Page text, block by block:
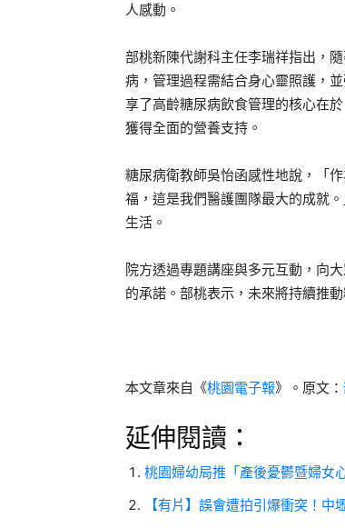
人感動。
部桃新陳代謝科主任李瑞祥指出，
病，管理過程需結合身心靈照護，
享了高齡糖尿病飲食管理的核心在
獲得全面的營養支持。
糖尿病衛教師吳怡函感性地說，「
福，這是我們醫護團隊最大的成就
生活。
院方透過專題講座與多元互動，向
的承諾。部桃表示，未來將持續推
本文章來自《桃園電子報》。原文：
延伸閱讀：
桃園婦幼局推「產後憂鬱暨婦女
【有片】誤會遭拍引爆衝突！